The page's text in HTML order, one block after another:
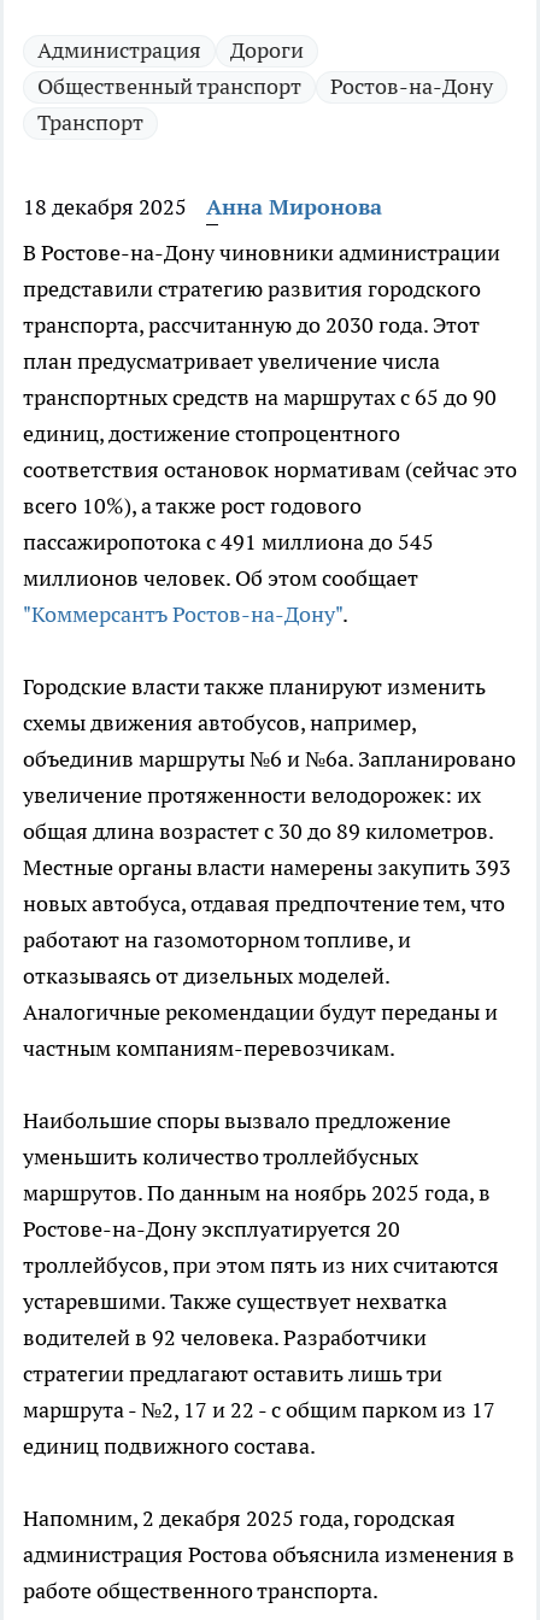
Администрация
Дороги
Общественный транспорт
Ростов-на-Дону
Транспорт
18 декабря 2025
Анна Миронова
В Ростове-на-Дону чиновники администрации
представили стратегию развития городского
транспорта, рассчитанную до 2030 года. Этот
план предусматривает увеличение числа
транспортных средств на маршрутах с 65 до 90
единиц, достижение стопроцентного
соответствия остановок нормативам (сейчас это
всего 10%), а также рост годового
пассажиропотока с 491 миллиона до 545
миллионов человек. Об этом сообщает
"Коммерсантъ Ростов-на-Дону".
Городские власти также планируют изменить
схемы движения автобусов, например,
объединив маршруты №6 и №6а. Запланировано
увеличение протяженности велодорожек: их
общая длина возрастет с 30 до 89 километров.
Местные органы власти намерены закупить 393
новых автобуса, отдавая предпочтение тем, что
работают на газомоторном топливе, и
отказываясь от дизельных моделей.
Аналогичные рекомендации будут переданы и
частным компаниям-перевозчикам.
Наибольшие споры вызвало предложение
уменьшить количество троллейбусных
маршрутов. По данным на ноябрь 2025 года, в
Ростове-на-Дону эксплуатируется 20
троллейбусов, при этом пять из них считаются
устаревшими. Также существует нехватка
водителей в 92 человека. Разработчики
стратегии предлагают оставить лишь три
маршрута - №2, 17 и 22 - с общим парком из 17
единиц подвижного состава.
Напомним, 2 декабря 2025 года, городская
администрация Ростова объяснила изменения в
работе общественного транспорта.